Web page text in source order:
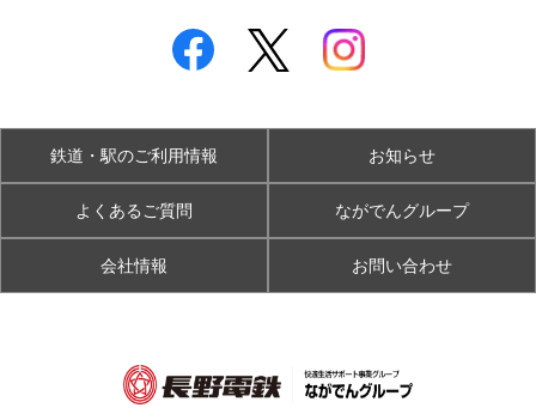
鉄道・駅のご利用情報 お知らせ
よくあるご質問 ながでんグループ
会社情報 お問い合わせ